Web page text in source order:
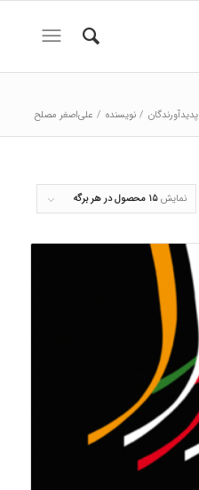
پدیدآورندگان / نویسنده / علی‌اصغر مصلح
نمایش۱۵ محصول در هر برگه